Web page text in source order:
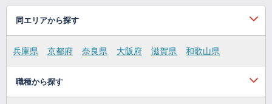
同エリアから探す
兵庫県 京都府 奈良県 大阪府 滋賀県 和歌山県
職種から探す